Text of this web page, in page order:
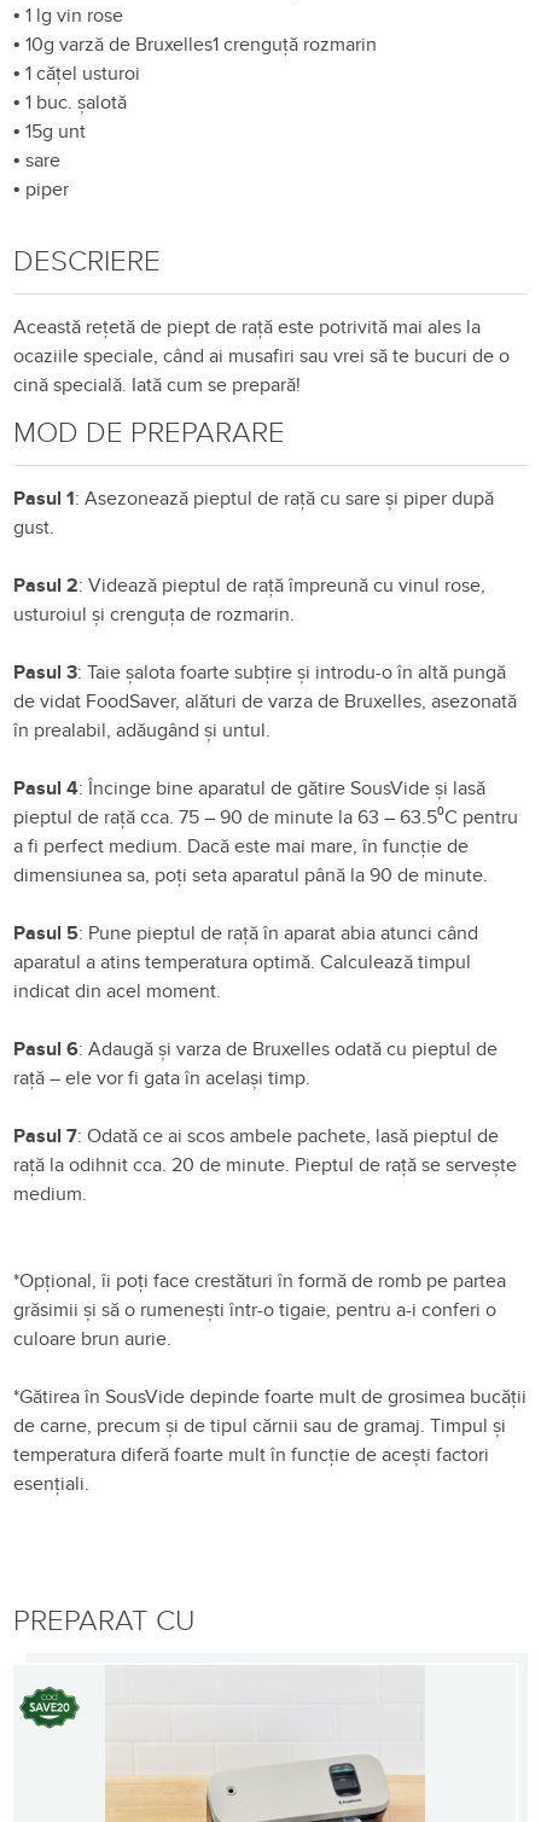
•1 lg vin rose
•10g varză de Bruxelles1 crenguță rozmarin
•1 cățel usturoi
•1 buc. șalotă
•15g unt
•sare
• piper
DESCRIERE
Această rețetă de piept de rață este potrivită mai ales la
ocaziile speciale, când ai musafiri sau vrei să te bucuri de o
cină specială. Iată cum se prepară!
MOD DE PREPARARE
Pasul 1: Asezonează pieptul de rață cusare și piperdupă
gust.
Pasul 2: Videază pieptul de rață împreună cuvinul rose,
usturoiulși crenguța de rozmarin.
Pasul 3: Taieșalota foartesubțire și introdu-oîn altă pungă
de vidat FoodSaver,alături devarza de Bruxelles,asezonată
în prealabil, adăugând și untul.
Pasul 4: Încinge bineaparatul degătire SousVideși lasă
pieptul de rață cca. 75 – 90 de minute la 63 – 63.5⁰C pentru
afi perfect medium. Dacă este mai mare,în funcție de
dimensiuneasa, poți seta aparatul până la 90 de minute.
Pasul 5: Pune pieptul de rață în aparat abia atunci când
aparatul a atinstemperatura optimă. Calculează timpul
indicatdin acel moment.
Pasul 6: Adaugă șivarza de Bruxellesodată cu pieptul de
rață – ele vorfi gata în același timp.
Pasul 7: Odată ce ai scos ambele pachete, lasă pieptul de
rață la odihnitcca. 20 de minute. Pieptul de rață se servește
medium.
*Opțional, îi poți facecrestături în formă de romb pe partea
grăsimii și să o rumeneștiîntr-otigaie, pentru a-i conferi o
culoare brun aurie.
*Gătirea în SousVidedepinde foarte mult de grosimea bucății
decarne, precumși de tipulcărnii sau de gramaj. Timpulși
temperatura diferă foarte multîn funcție deacești factori
esențiali.
PREPARAT CU